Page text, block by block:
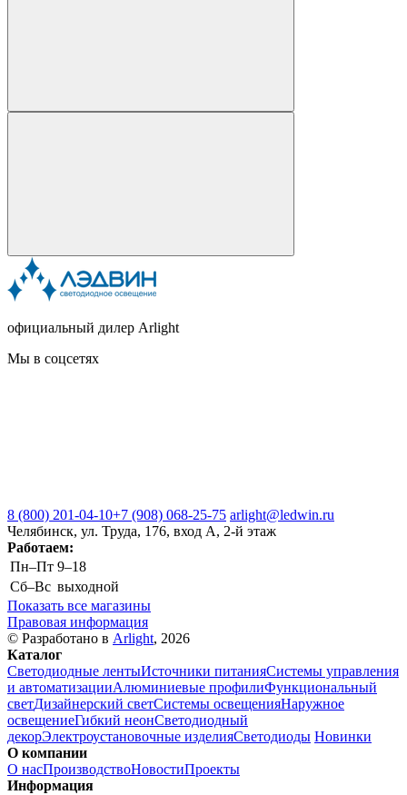
официальный дилер Arlight
Мы в соцсетях
8 (800) 201-04-10+7 (908) 068-25-75 arlight@ledwin.ru
Челябинск, ул. Труда, 176, вход А, 2-й этаж
Работаем:
Пн–Пт 9–18
Сб–Вс выходной
Показать все магазины
Правовая информация
© Разработано в Arlight, 2026
Каталог
Светодиодные лентыИсточники питанияСистемы управления
и автоматизацииАлюминиевые профилиФункциональный
светДизайнерский светСистемы освещенияНаружное
освещениеГибкий неонСветодиодный
декорЭлектроустановочные изделияСветодиоды Новинки
О компании
О насПроизводствоНовостиПроекты
Информация